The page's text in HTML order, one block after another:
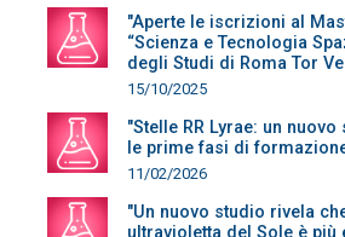
"Aperte le iscrizioni al
“Scienza e Tecnologia
degli Studi di Roma Tor
15/10/2025
"Stelle RR Lyrae: un
le prime fasi di
11/02/2026
"Un nuovo studio rivela
ultravioletta del Sole è più